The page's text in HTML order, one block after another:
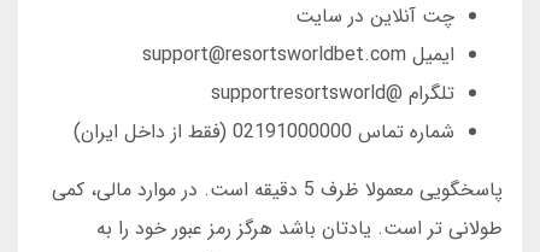
چت آنلاین در سایت
ایمیل support@resortsworldbet.com
تلگرام @supportresortsworld
شماره تماس 02191000000 (فقط از داخل ایران)
پاسخگویی معمولا ظرف 5 دقیقه است. در موارد مالی، کمی
طولانی تر است. یادتان باشد هرگز رمز عبور خود را به